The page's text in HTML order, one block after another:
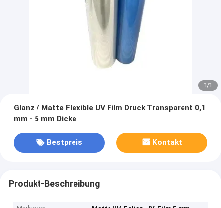
1/1
Glanz / Matte Flexible UV Film Druck Transparent 0,1
mm - 5 mm Dicke
Bestpreis Kontakt
Produkt-Beschreibung